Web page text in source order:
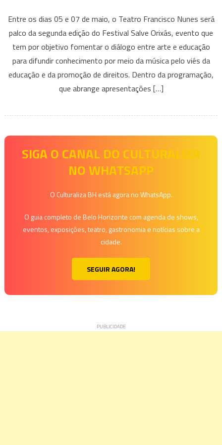
Salve
Orixás
Anuncia
2ªEdição
em
Cultural
Entre os dias 05 e 07 de maio, o Teatro Francisco Nunes será
palco da segunda edição do Festival Salve Orixás, evento que
tem por objetivo fomentar o diálogo entre arte e educação
para difundir conhecimento por meio da música pelo viés da
educação e da promoção de direitos. Dentro da programação,
que abrange apresentações […]
SIGA O CANAL DO CULTURALIZA
NO WHATSAPP
O Culturaliza BH está agora no WhatsApp.
O guia completo de Belo Horizonte com agenda de shows,
eventos, exposições, teatro, gastronomia e notícias sobre a
cidade.
SEGUIR AGORA!